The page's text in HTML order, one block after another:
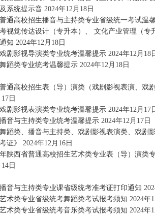
系统提示音2024年12月18日
通高校招生播音与主持类专业省级统一考试温
视觉传达设计（专升本）、 文化产业管理（专
知 2024年12月18日
剧影视导演类专业统考温馨提示2024年12月18
蹈类专业统考温馨提示2024年12月18日
通高校招生表（导）演类（戏剧影视表演、戏
日
剧影视表演类专业统考温馨提示2024年12月17
音与主持类专业统考温馨提示2024年12月17日
蹈类、播音与主持类、戏剧影视表演类、戏剧
证》
2024年12月16日
陕西省普通高校招生艺术类专业表（导）演类
日
音与主持类专业课省级统考准考证打印通知
术类专业省级统考舞蹈类考试报考须知 2024年
术类专业省级统考音乐类考试报考须知 2024年